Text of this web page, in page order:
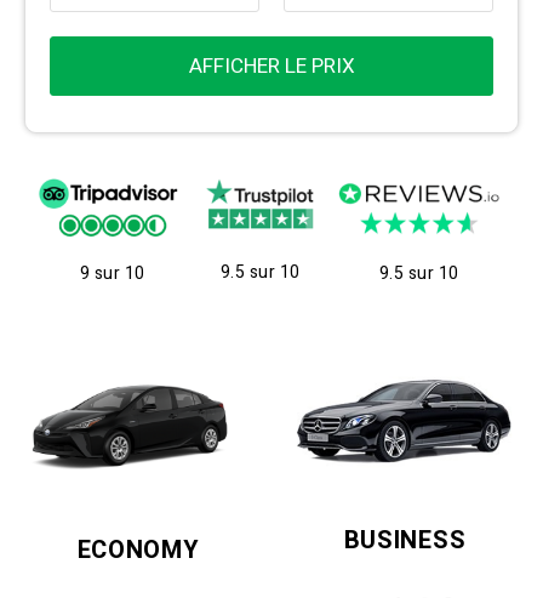
AFFICHER LE PRIX
9 sur 10 9.5 sur 10 9.5 sur 10
ECONOMY BUSINESS